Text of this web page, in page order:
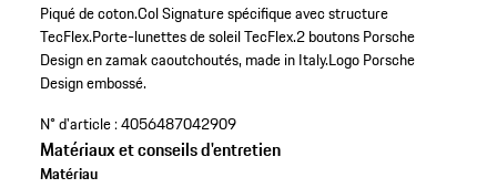
Piqué de coton.Col Signature spécifique avec structure
TecFlex.Porte-lunettes de soleil TecFlex.2 boutons Porsche
Design en zamak caoutchoutés, made in Italy.Logo Porsche
Design embossé.
N° d'article :4056487042909
Matériaux et conseils d'entretien
Matériau